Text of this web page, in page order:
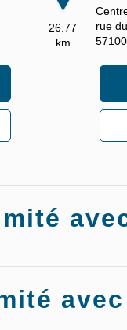
26.77
km
rue
57100